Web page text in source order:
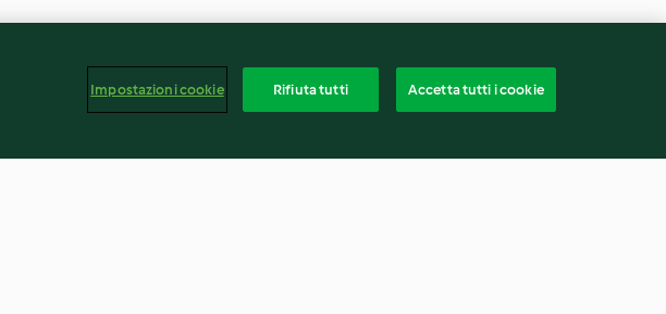
Impostazioni cookie Rifiuta tutti Accetta tutti i cookie